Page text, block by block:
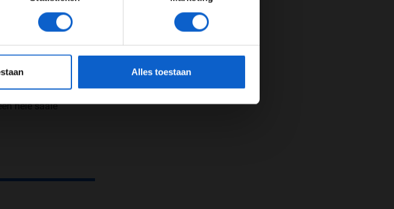
Alles toestaan
in de slotfase,
zo je vierde
m’n plek
die oudere
niemandsland
hele saaie
24 JAAR OF OUDER
over gegevensgebruik en -bescherming.